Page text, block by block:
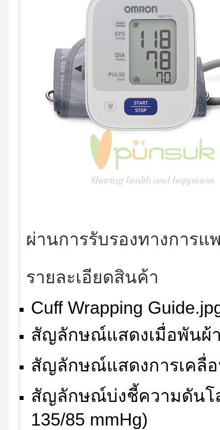
ผ่านการรับรองทางการแ
รายละเอียดสินค้า
Cuff Wrapping
สัญลักษณ์แสดงเมื่อพันผ้
สัญลักษณ์แสดงการเคลื่
สัญลักษณ์บ่งชี้ความดันโ
135/85 mmHg)